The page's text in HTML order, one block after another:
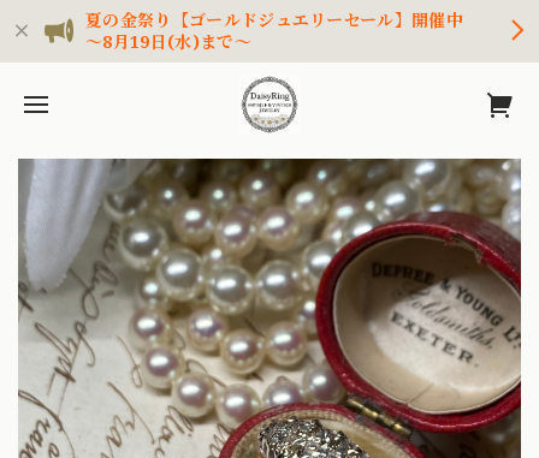
夏の金祭り【ゴールドジュエリーセール】開催中
～8月19日(水)まで～